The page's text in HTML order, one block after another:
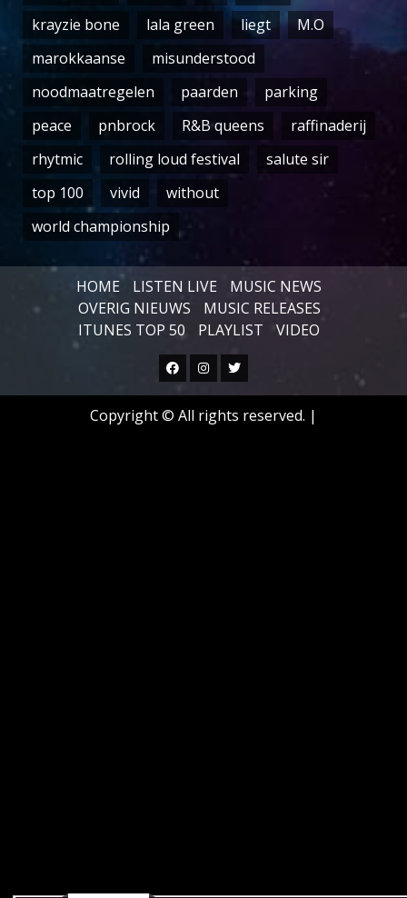
krayzie bone
lala green liegt
M.O
marokkaanse
misunderstood
noodmaatregelen
paarden
parking
peace
pnbrock R&B queens
raffinaderij
rhytmic
rolling loud festival
salute sir
top 100
vivid
without
world championship
HOME LISTEN LIVE
MUSIC NEWS
OVERIG NIEUWS
MUSIC RELEASES
ITUNES TOP 50
PLAYLIST VIDEO
Facebook
Instagram
Twitter
Copyright © All rights reserved. |